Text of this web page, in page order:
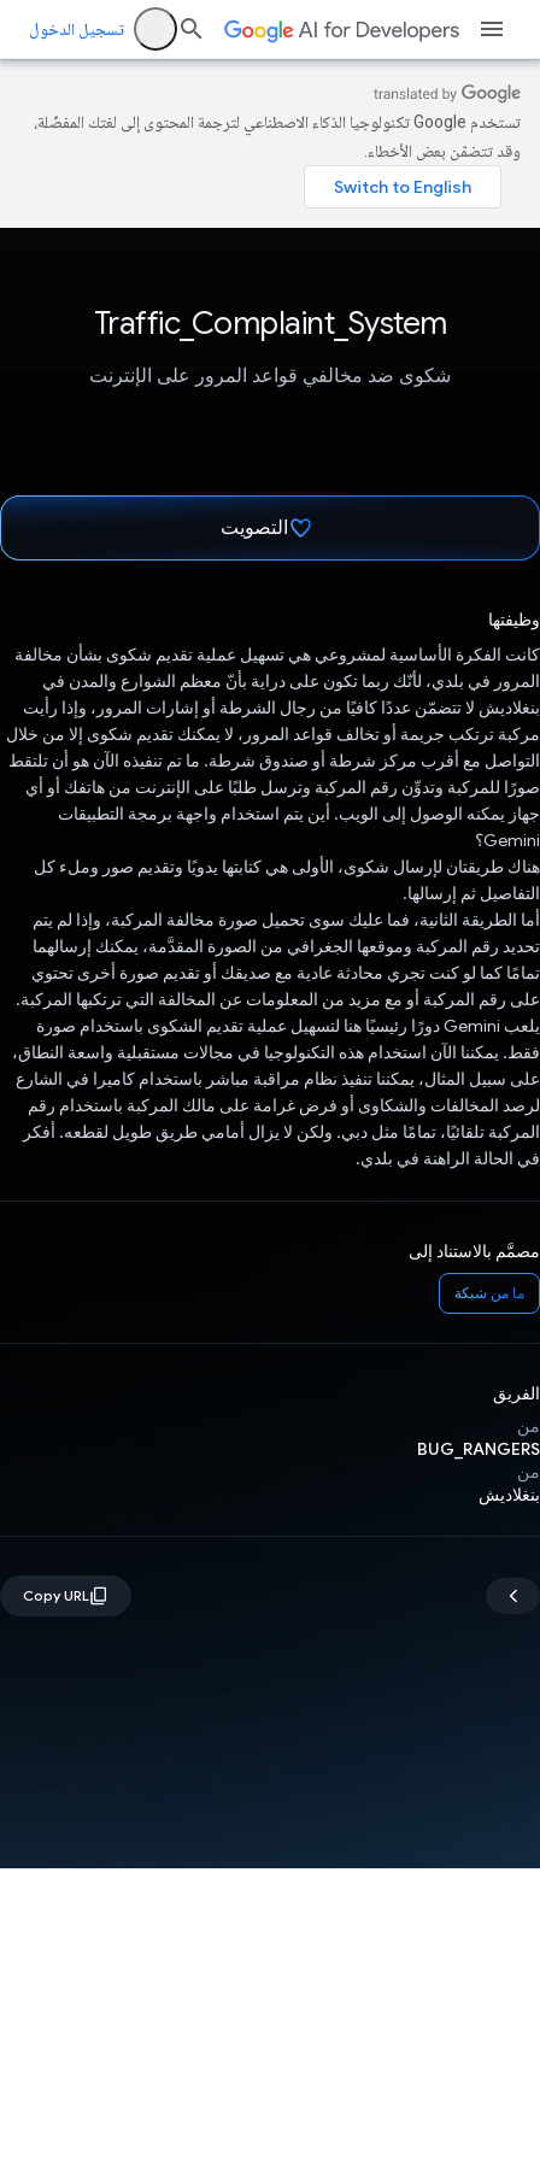
تسجيل الدخول
تستخدم Google تكنولوجيا الذكاء الاصطناعي لترجمة المحتوى إلى لغتك المفضّلة،
وقد تتضمّن بعض الأخطاء.
Traffic_Complaint_System
شكوى ضد مخالفي قواعد المرور على الإنترنت
التصويت
وظيفتها
كانت الفكرة الأساسية لمشروعي هي تسهيل عملية تقديم شكوى بشأن مخالفة
المرور في بلدي، لأنّك ربما تكون على دراية بأنّ معظم الشوارع والمدن في
بنغلاديش لا تتضمّن عددًا كافيًا من رجال الشرطة أو إشارات المرور، وإذا رأيت
مركبة ترتكب جريمة أو تخالف قواعد المرور، لا يمكنك تقديم شكوى إلا من خلال
التواصل مع أقرب مركز شرطة أو صندوق شرطة. ما تم تنفيذه الآن هو أن تلتقط
صورًا للمركبة وتدوِّن رقم المركبة وترسل طلبًا على الإنترنت من هاتفك أو أي
جهاز يمكنه الوصول إلى الويب. أين يتم استخدام واجهة برمجة التطبيقات
Gemini؟
هناك طريقتان لإرسال شكوى، الأولى هي كتابتها يدويًا وتقديم صور وملء كل
التفاصيل ثم إرسالها.
أما الطريقة الثانية، فما عليك سوى تحميل صورة مخالفة المركبة، وإذا لم يتم
تحديد رقم المركبة وموقعها الجغرافي من الصورة المقدَّمة، يمكنك إرسالهما
تمامًا كما لو كنت تجري محادثة عادية مع صديقك أو تقديم صورة أخرى تحتوي
على رقم المركبة أو مع مزيد من المعلومات عن المخالفة التي ترتكبها المركبة.
يلعب Gemini دورًا رئيسيًا هنا لتسهيل عملية تقديم الشكوى باستخدام صورة
فقط. يمكننا الآن استخدام هذه التكنولوجيا في مجالات مستقبلية واسعة النطاق،
على سبيل المثال، يمكننا تنفيذ نظام مراقبة مباشر باستخدام كاميرا في الشارع
لرصد المخالفات والشكاوى أو فرض غرامة على مالك المركبة باستخدام رقم
المركبة تلقائيًا، تمامًا مثل دبي. ولكن لا يزال أمامي طريق طويل لقطعه. أفكر
في الحالة الراهنة في بلدي.
مصمَّم بالاستناد إلى
ما من شبكة
الفريق
من
BUG_RANGERS
من
بنغلاديش